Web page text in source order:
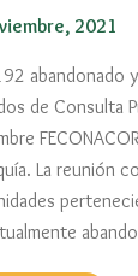
2021
abandonado
de Consulta
La reunión